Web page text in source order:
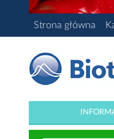
Strona główna